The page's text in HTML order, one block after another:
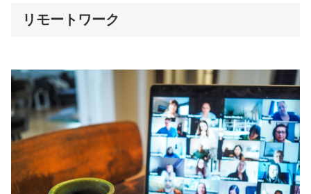
リモートワーク